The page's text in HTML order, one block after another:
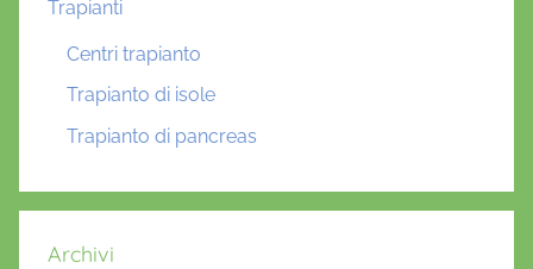
Trapianti
Centri trapianto
Trapianto di isole
Trapianto di pancreas
Archivi